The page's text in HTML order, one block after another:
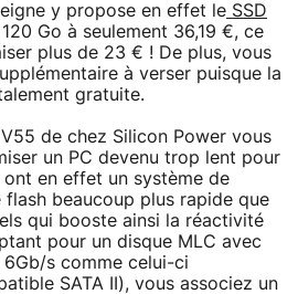
y propose en effet le SSD
Go à seulement 36,19 €, ce
plus de 23 € ! De plus, vous
à verser puisque la
gratuite.
de chez Silicon Power vous
un PC devenu trop lent pour
ont en effet un système de
beaucoup plus rapide que
qui booste ainsi la réactivité
pour un disque MLC avec
6Gb/s comme celui-ci
SATA II), vous associez un